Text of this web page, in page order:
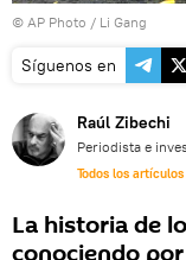
© AP Photo / Li Gang
Síguenos en
Raúl Zibechi
Periodista e
Todos los artículos
La historia de